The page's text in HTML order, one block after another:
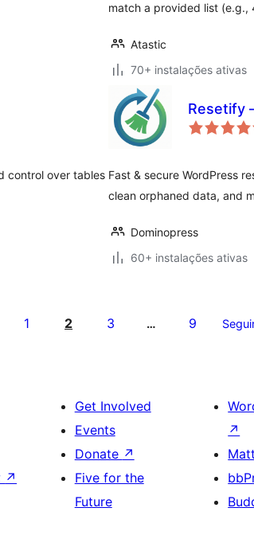
match a provided list (e.g.,
Atastic
70+ instalações ativas
control over tables
Resetify
Fast & secure WordPress
clean orphaned data, and
Dominopress
60+ instalações ativas
1 2 3 … 9
↗
Get Involved
Events
Donate ↗
Five for the
Future
↗
Matt